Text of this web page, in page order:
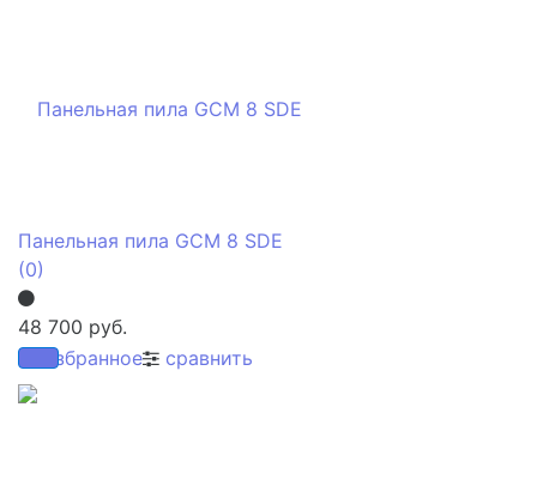
избранное сравнить
Панельная пила GCM 8 SDE
(0)
48 700 руб.